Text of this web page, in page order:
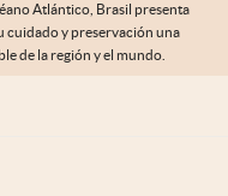
Atlántico, Brasil presenta
cuidado y preservación una
de la región y el mundo.